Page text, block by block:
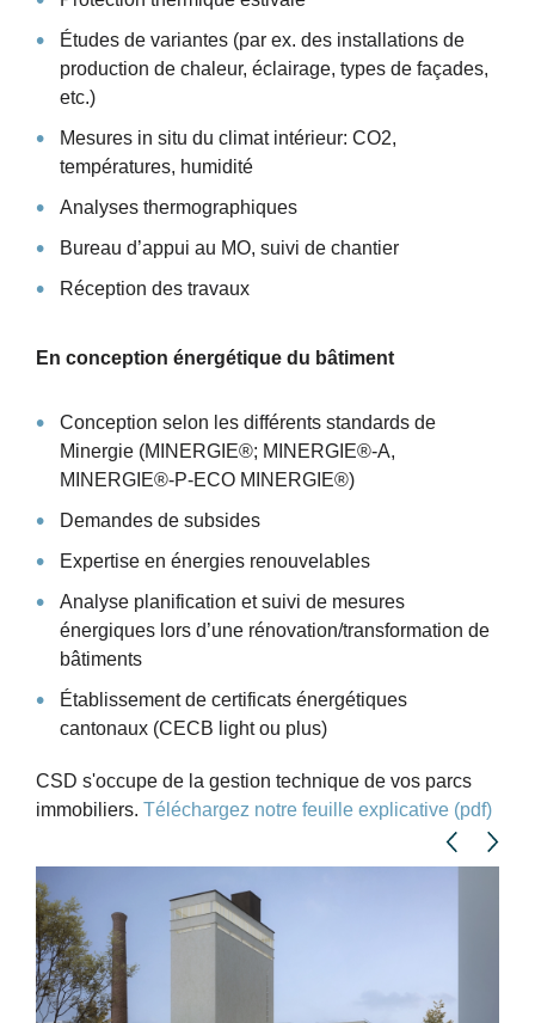
Études de variantes (par ex. des installations de
production de chaleur, éclairage, types de façades,
etc.)
Mesures in situ du climat intérieur: CO2,
températures, humidité
Analyses thermographiques
Bureau d’appui au MO, suivi de chantier
Réception des travaux
En conception énergétique du bâtiment
Conception selon les différents standards de
Minergie (MINERGIE®; MINERGIE®-A,
MINERGIE®-P-ECO MINERGIE®)
Demandes de subsides
Expertise en énergies renouvelables
Analyse planification et suivi de mesures
énergiques lors d’une rénovation/transformation de
bâtiments
Établissement de certificats énergétiques
cantonaux (CECB light ou plus)
CSD s'occupe de la gestion technique de vos parcs
immobiliers. Téléchargez notre feuille explicative (pdf)